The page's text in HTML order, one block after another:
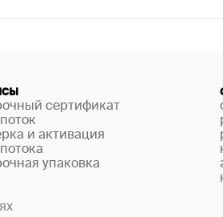
сертификат
и активация
упаковка